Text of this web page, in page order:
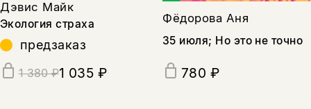
Дэвис Майк
Экология страха
предзаказ
1 380 ₽1 035 ₽
Фёдорова Аня
35 июля; Но это не точно
780 ₽